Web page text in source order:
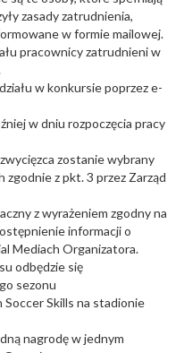
zasady zatrudnienia,
w formie mailowej.
pracownicy zatrudnieni w
w konkursie poprzez e-
w dniu rozpoczęcia pracy
zostanie wybrany
z pkt. 3 przez Zarząd
z wyrażeniem zgodny na
informacji o
Mediach Organizatora.
odbędzie się
sezonu
Skills na stadionie
nagrodę w jednym